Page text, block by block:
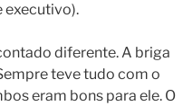
executivo).
diferente. A briga
teve tudo com o
eram bons para ele. O